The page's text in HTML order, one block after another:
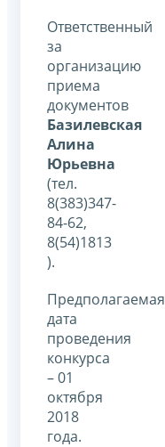
Ответственный
за
организацию
приема
документов
Базилевская
Алина
Юрьевна
(тел.
8(383)347-
84-62,
8(54)1813
).
Предполагаемая
дата
проведения
конкурса
– 01
октября
2018
года.